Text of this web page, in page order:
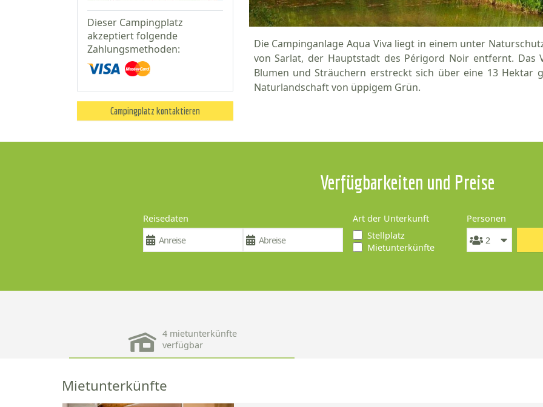
Dieser Campingplatz
akzeptiert folgende
Zahlungsmethoden:
Campingplatz kontaktieren
Die Campinganlage Aqua Viva liegt in einem unter
von Sarlat, der Hauptstadt des Périgord Noir entfernt. Das
Blumen und Sträuchern erstreckt sich über eine 13 Hektar
Naturlandschaft von üppigem Grün.
Verfügbarkeiten und Preise
Reisedaten
Art der Unterkunft
Stellplatz
Mietunterkünfte
Personen
4 mietunterkünfte
verfügbar
Mietunterkünfte